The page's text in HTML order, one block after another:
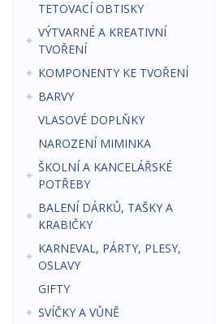
TETOVACÍ OBTISKY
VÝTVARNÉ A KREATIVNÍ
TVOŘENÍ
KOMPONENTY KE TVOŘENÍ
BARVY
VLASOVÉ DOPLŇKY
NAROZENÍ MIMINKA
ŠKOLNÍ A KANCELÁŘSKÉ
POTŘEBY
BALENÍ DÁRKŮ, TAŠKY A
KRABIČKY
KARNEVAL, PÁRTY, PLESY,
OSLAVY
GIFTY
SVÍČKY A VŮNĚ